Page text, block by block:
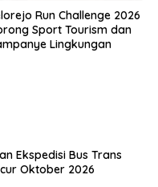
Run Challenge 2026
Sport Tourism dan
Lingkungan
Ekspedisi Bus Trans
Oktober 2026